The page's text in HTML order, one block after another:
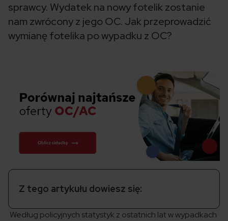
sprawcy. Wydatek na nowy fotelik zostanie
nam zwrócony z jego OC. Jak przeprowadzić
wymianę fotelika po wypadku z OC?
Z tego artykułu dowiesz się:
Według policyjnych statystyk z ostatnich lat w wypadkach